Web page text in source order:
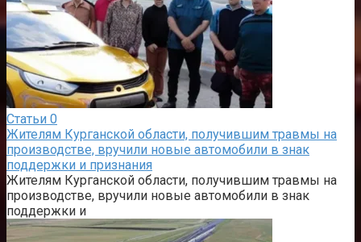
Статьи 0
Жителям Курганской области, получившим травмы на
производстве, вручили новые автомобили в знак
поддержки и признания
Жителям Курганской области, получившим травмы на
производстве, вручили новые автомобили в знак
поддержки и